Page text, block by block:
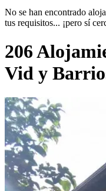
No se han encontrado
tus requisitos... ¡pero sí
206
Vid y